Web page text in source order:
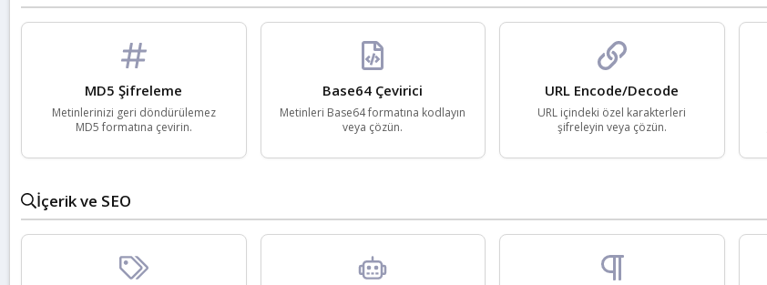
MD5 Şifreleme
Metinlerinizi geri döndürülemez
MD5 formatına çevirin.
Base64 Çevirici
Metinleri Base64 formatına kodlayın
veya çözün.
URL Encode/Decode
URL içindeki özel karakterleri
şifreleyin veya çözün.
İçerik ve SEO